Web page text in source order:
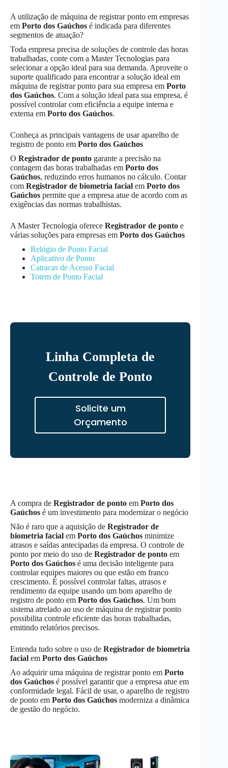
A utilização de máquina de registrar ponto em empresas
em Porto dos Gaúchos é indicada para diferentes
segmentos de atuação?
Toda empresa precisa de soluções de controle das horas
trabalhadas, conte com a Master Tecnologias para
selecionar a opção ideal para sua demanda. Aproveite o
suporte qualificado para encontrar a solução ideal em
máquina de registrar ponto para sua empresa em Porto
dos Gaúchos. Com a solução ideal para sua empresa, é
possível controlar com eficiência a equipe interna e
externa em Porto dos Gaúchos.
Conheça as principais vantagens de usar aparelho de
registro de ponto em Porto dos Gaúchos
O Registrador de ponto garante a precisão na
contagem das horas trabalhadas em Porto dos
Gaúchos, reduzindo erros humanos no cálculo. Contar
com Registrador de biometria facial em Porto dos
Gaúchos permite que a empresa atue de acordo com as
exigências das normas trabalhistas.
A Master Tecnologia oferece Registrador de ponto e
várias soluções para empresas em Porto dos Gaúchos
Relógio de Ponto Facial
Aplicativo de Ponto
Catracas de Acesso Facial
Totem de Ponto Facial
Linha Completa de
Controle de Ponto
Solicite um
Orçamento
A compra de Registrador de ponto em Porto dos
Gaúchos é um investimento para modernizar o negócio
Não é raro que a aquisição de Registrador de
biometria facial em Porto dos Gaúchos minimize
atrasos e saídas antecipadas da empresa. O controle de
ponto por meio do uso de Registrador de ponto em
Porto dos Gaúchos é uma decisão inteligente para
controlar equipes maiores ou que estão em franco
crescimento. É possível controlar faltas, atrasos e
rendimento da equipe usando um bom aparelho de
registro de ponto em Porto dos Gaúchos. Um bom
sistema atrelado ao uso de máquina de registrar ponto
possibilita controle eficiente das horas trabalhadas,
emitindo relatórios precisos.
Entenda tudo sobre o uso de Registrador de biometria
facial em Porto dos Gaúchos
Ao adquirir uma máquina de registrar ponto em Porto
dos Gaúchos é possível garantir que a empresa atue em
conformidade legal. Fácil de usar, o aparelho de registro
de ponto em Porto dos Gaúchos moderniza a dinâmica
de gestão do negócio.